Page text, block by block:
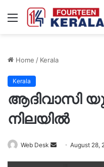
Menu
Home / Kerala
Kerala
ആദിവാസി
നിലയില്‍
Web Desk
SendAugust 28,